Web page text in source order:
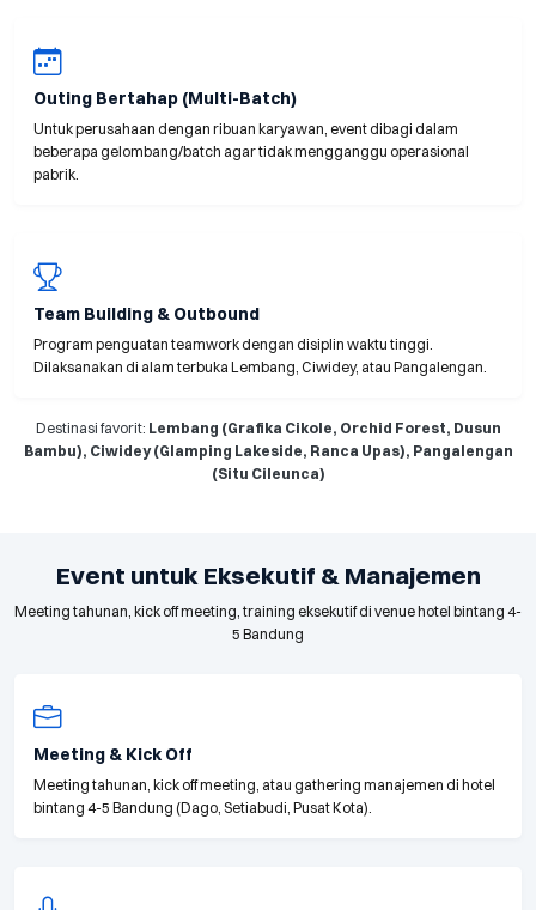
Outing Bertahap (Multi-Batch)
Untuk perusahaan dengan ribuan karyawan, event dibagi dalam
beberapa gelombang/batch agar tidak mengganggu operasional
pabrik.
Team Building & Outbound
Program penguatan teamwork dengan disiplin waktu tinggi.
Dilaksanakan di alam terbuka Lembang, Ciwidey, atau Pangalengan.
Destinasi favorit: Lembang (Grafika Cikole, Orchid Forest, Dusun
Bambu), Ciwidey (Glamping Lakeside, Ranca Upas), Pangalengan
(Situ Cileunca)
Event untuk Eksekutif & Manajemen
Meeting tahunan, kick off meeting, training eksekutif di venue hotel bintang 4-
5 Bandung
Meeting & Kick Off
Meeting tahunan, kick off meeting, atau gathering manajemen di hotel
bintang 4-5 Bandung (Dago, Setiabudi, Pusat Kota).